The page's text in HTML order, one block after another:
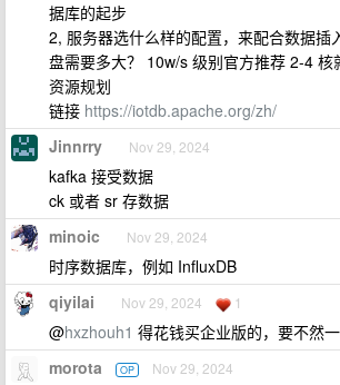
据库的起步
2, 服务器选什么样的配置，来配合数据插
盘需要多大？ 10w/s 级别官方推荐 2-4 核
资源规划
链接 https://iotdb.apache.org/zh/
Jinnrry Nov 29, 2024
kafka 接受数据
ck 或者 sr 存数据
minoic Nov 29, 2024
时序数据库，例如 InfluxDB
qiyilai Nov 29, 2024 1
@hxzhouh1 得花钱买企业版的，要不然
morota OP Nov 29, 2024